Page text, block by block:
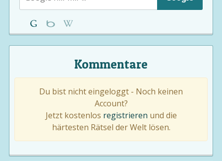
Kommentare
Du bist nicht eingeloggt - Noch keinen
Account?
Jetzt kostenlos registrieren und die
härtesten Rätsel der Welt lösen.